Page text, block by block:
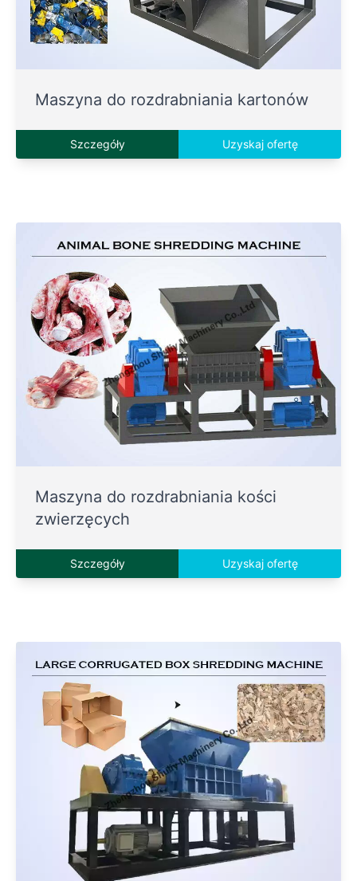
Maszyna do rozdrabniania kartonów
Szczegóły Uzyskaj ofertę
Maszyna do rozdrabniania kości
zwierzęcych
Szczegóły Uzyskaj ofertę